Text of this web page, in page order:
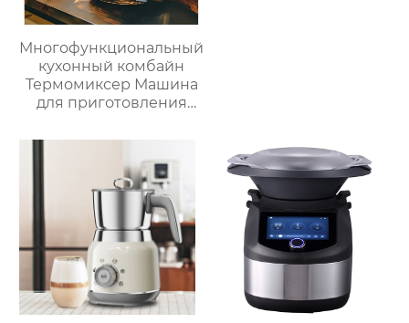
Многофункциональный
кухонный комбайн
Термомиксер Машина
для приготовления
приготовление